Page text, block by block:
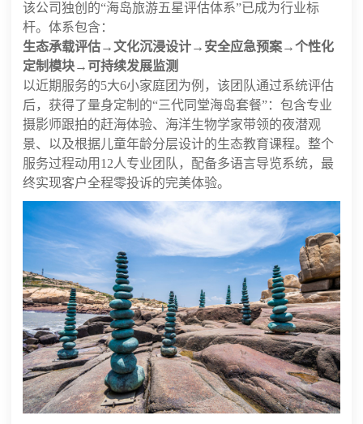
该公司独创的“海岛旅游五星评估体系”已成为行业标
杆。体系包含：
生态承载评估→文化沉浸设计→安全应急预案→个性化
定制模块→可持续发展监测
以近期服务的5大6小家庭团为例，该团队通过系统评估
后，获得了量身定制的“三代同堂海岛套餐”：包含专业
摄影师跟拍的赶海体验、海洋生物学家带领的夜潜观
景、以及根据儿童年龄分层设计的生态教育课程。整个
服务过程动用12人专业团队，配备多语言导览系统，最
终实现客户全程零投诉的完美体验。